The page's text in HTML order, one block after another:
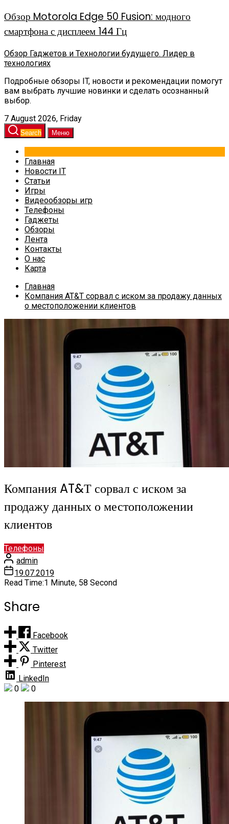
Обзор Motorola Edge 50 Fusion: модного
смартфона с дисплеем 144 Гц
Обзор Гаджетов и Технологии будущего. Лидер в
технологиях
Подробные обзоры IT, новости и рекомендации помогут
вам выбрать лучшие новинки и сделать осознанный
выбор.
7 August 2026, Friday
Search Меню
Главная
Новости IT
Статьи
Игры
Видеообзоры игр
Телефоны
Гаджеты
Обзоры
Лента
Контакты
О нас
Карта
Главная
Компания AT&Т сорвал с иском за продажу данных
о местоположении клиентов
Компания AT&Т сорвал с иском за
продажу данных о местоположении
клиентов
Телефоны
admin
19.07.2019
Read Time:1 Minute, 58 Second
Share
Facebook
Twitter
Pinterest
LinkedIn
0
0